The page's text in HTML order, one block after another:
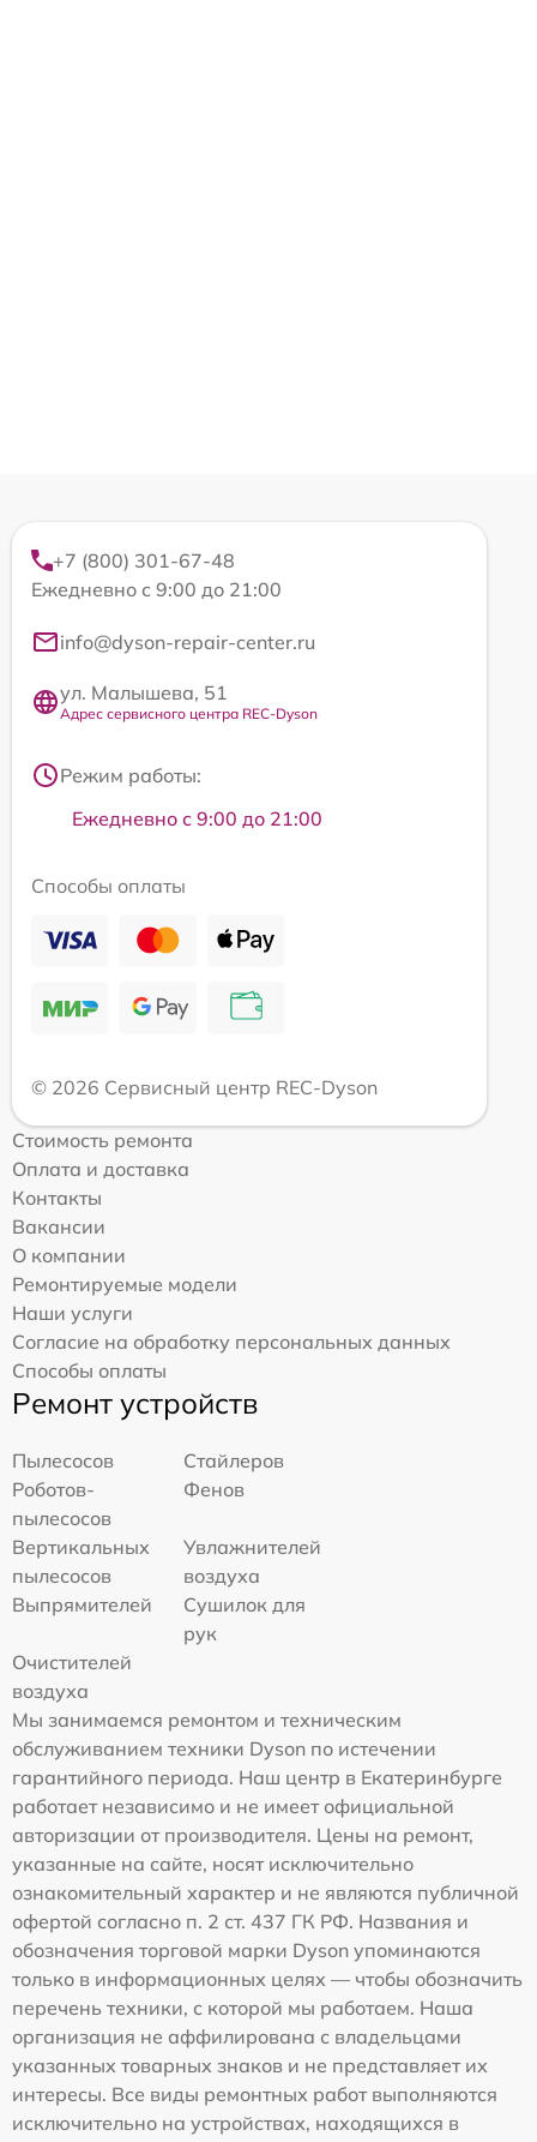
+7 (800) 301-67-48
Ежедневно с 9:00 до 21:00
info@dyson-repair-center.ru
ул. Малышева, 51
Адрес сервисного центра REC-Dyson
Режим работы:
Ежедневно с 9:00 до 21:00
Способы оплаты
© 2026 Сервисный центр REC-Dyson
Стоимость ремонта
Оплата и доставка
Контакты
Вакансии
О компании
Ремонтируемые модели
Наши услуги
Согласие на обработку персональных данных
Способы оплаты
Ремонт устройств
Пылесосов
Стайлеров
Роботов-
пылесосов
Фенов
Вертикальных
пылесосов
Увлажнителей
воздуха
Выпрямителей
Сушилок для
рук
Очистителей
воздуха
Мы занимаемся ремонтом и техническим
обслуживанием техники Dyson по истечении
гарантийного периода. Наш центр в Екатеринбурге
работает независимо и не имеет официальной
авторизации от производителя. Цены на ремонт,
указанные на сайте, носят исключительно
ознакомительный характер и не являются публичной
офертой согласно п. 2 ст. 437 ГК РФ. Названия и
обозначения торговой марки Dyson упоминаются
только в информационных целях — чтобы обозначить
перечень техники, с которой мы работаем. Наша
организация не аффилирована с владельцами
указанных товарных знаков и не представляет их
интересы. Все виды ремонтных работ выполняются
исключительно на устройствах, находящихся в